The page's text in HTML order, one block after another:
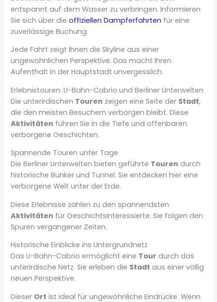
entspannt auf dem Wasser zu verbringen. Informieren
Sie sich über dieoffiziellen Dampferfahrten für eine
zuverlässige Buchung.
Jede Fahrt zeigt Ihnen die Skyline aus einer
ungewöhnlichen Perspektive. Das macht Ihren
Aufenthalt in der Hauptstadt unvergesslich.
Erlebnistouren: U-Bahn-Cabrio und Berliner Unterwelten
Die unterirdischen Touren zeigen eine Seite der Stadt,
die den meisten Besuchern verborgen bleibt. Diese
Aktivitäten führen Sie in die Tiefe und offenbaren
verborgene Geschichten.
Spannende Touren unter Tage
Die Berliner Unterwelten bieten geführte Touren durch
historische Bunker und Tunnel. Sie entdecken hier eine
verborgene Welt unter der Erde.
Diese Erlebnisse zählen zu den spannendsten
Aktivitäten für Geschichtsinteressierte. Sie folgen den
Spuren vergangener Zeiten.
Historische Einblicke ins Untergrundnetz
Das U-Bahn-Cabrio ermöglicht eine Tour durch das
unterirdische Netz. Sie erleben die Stadt aus einer völlig
neuen Perspektive.
Dieser Ort ist ideal für ungewöhnliche Eindrücke. Wenn